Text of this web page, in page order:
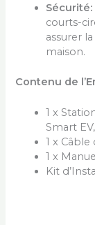
Sécurité:
courts-
assurer
maison.
Contenu de
1 x
Smart
1 x
1 x
Kit